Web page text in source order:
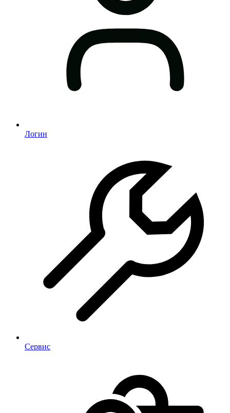
Логин
Сервис